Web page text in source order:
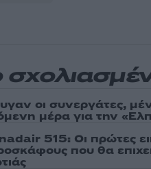
οι συνεργάτες,
μέρα για την
515: Οι πρώτες
που θα